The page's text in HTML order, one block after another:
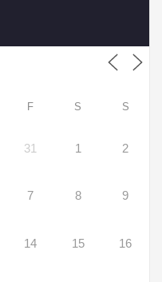
F S S
31 1 2
7 8 9
14 15 16